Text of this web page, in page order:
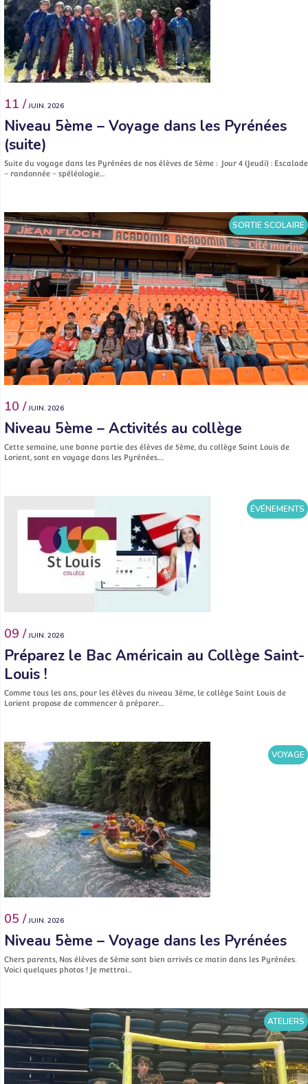
11 / JUIN. 2026
Niveau 5ème – Voyage dans les Pyrénées
(suite)
Suite du voyage dans les Pyrénées de nos élèves de 5ème : Jour 4 (Jeudi) : Escalade
– randonnée – spéléologie…
SORTIE SCOLAIRE
10 / JUIN. 2026
Niveau 5ème – Activités au collège
Cette semaine, une bonne partie des élèves de 5ème, du collège Saint Louis de
Lorient, sont en voyage dans les Pyrénées.…
ÉVÉNEMENTS
09 / JUIN. 2026
Préparez le Bac Américain au Collège Saint-
Louis !
Comme tous les ans, pour les élèves du niveau 3ème, le collège Saint Louis de
Lorient propose de commencer à préparer…
VOYAGE
05 / JUIN. 2026
Niveau 5ème – Voyage dans les Pyrénées
Chers parents, Nos élèves de 5ème sont bien arrivés ce matin dans les Pyrénées.
Voici quelques photos ! Je mettrai…
ATELIERS